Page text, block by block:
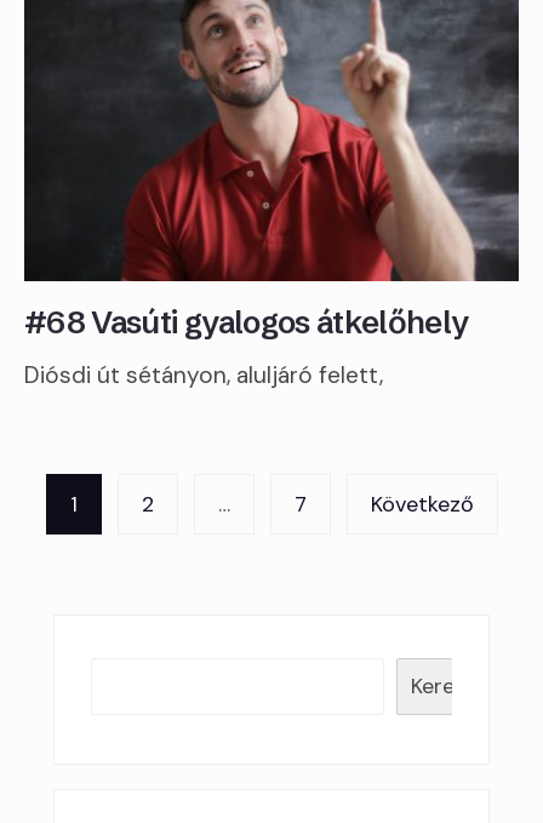
#68 Vasúti gyalogos átkelőhely
Diósdi út sétányon, aluljáró felett,
Bejegyzések
lapozása
1 2 … 7 Következő
Keresés